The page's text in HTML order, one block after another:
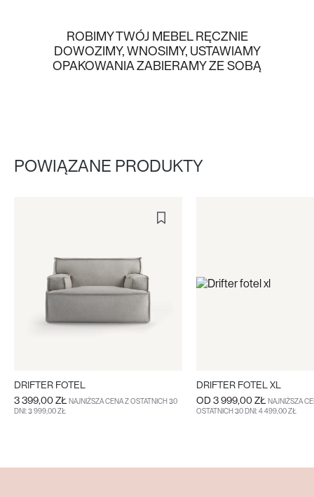
ROBIMY TWÓJ MEBEL RĘCZNIE
DOWOZIMY, WNOSIMY, USTAWIAMY
OPAKOWANIA ZABIERAMY ZE SOBĄ
POWIĄZANE PRODUKTY
DRIFTER FOTEL
3 399,00 ZŁ NAJNIŻSZA CENA Z OSTATNICH 30
DNI: 3 999,00 ZŁ
DRIFTER FOTEL XL
OD 3 999,00 ZŁ NAJNIŻSZA
OSTATNICH 30 DNI: 4 499,00 ZŁ